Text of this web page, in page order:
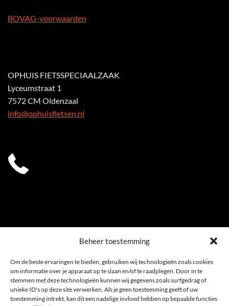
Beheer toestemming
Om de beste ervaringen te bieden, gebruiken wij technologieën zoals cookies
om informatie over je apparaat op te slaan en/of te raadplegen. Door in te
stemmen met deze technologieën kunnen wij gegevens zoals surfgedrag of
unieke ID's op deze site verwerken. Als je geen toestemming geeft of uw
toestemming intrekt, kan dit een nadelige invloed hebben op bepaalde functies
BOVAG-voorwaarden
OPHUIS FIETSSPECIAALZAAK
Lyceumstraat 1
7572 CM Oldenzaal
info@ophuisfietsen.nl
0541 539 353